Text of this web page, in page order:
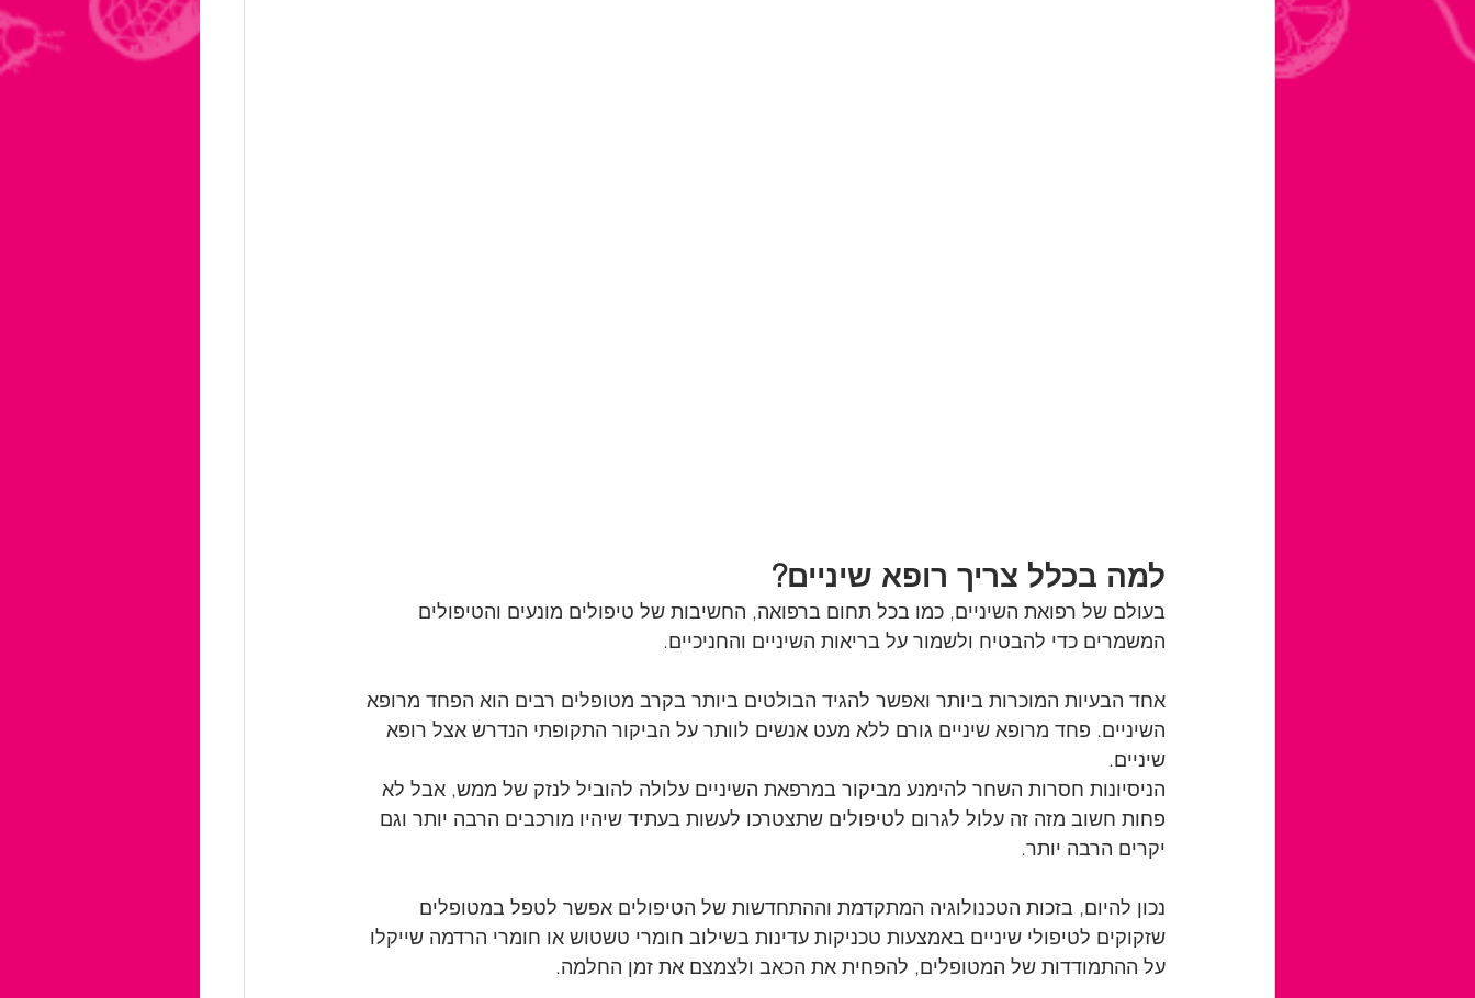
למה בכלל צריך רופא שיניים?
בעולם של רפואת השיניים, כמו בכל תחום ברפואה, החשיבות של טיפולים מונעים והטיפולים
המשמרים כדי להבטיח ולשמור על בריאות השיניים והחניכיים.
אחד הבעיות המוכרות ביותר ואפשר להגיד הבולטים ביותר בקרב מטופלים רבים הוא הפחד מרופא
השיניים. פחד מרופא שיניים גורם ללא מעט אנשים לוותר על הביקור התקופתי הנדרש אצל רופא
שיניים.
הניסיונות חסרות השחר להימנע מביקור במרפאת השיניים עלולה להוביל לנזק של ממש, אבל לא
פחות חשוב מזה זה עלול לגרום לטיפולים שתצטרכו לעשות בעתיד שיהיו מורכבים הרבה יותר וגם
יקרים הרבה יותר.
נכון להיום, בזכות הטכנולוגיה המתקדמת וההתחדשות של הטיפולים אפשר לטפל במטופלים
שזקוקים לטיפולי שיניים באמצעות טכניקות עדינות בשילוב חומרי טשטוש או חומרי הרדמה שייקלו
על ההתמודדות של המטופלים, להפחית את הכאב ולצמצם את זמן החלמה.